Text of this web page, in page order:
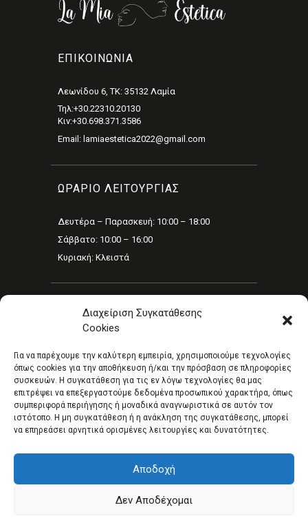
Διαχείριση Συγκατάθεσης
Cookies
Για να παρέχουμε την καλύτερη εμπειρία, χρησιμοποιούμε τεχνολογίες
όπως cookies για την αποθήκευση ή/και την πρόσβαση σε πληροφορίες
συσκευών. Η συγκατάθεση για τις εν λόγω τεχνολογίες θα μας
επιτρέψει να επεξεργαστούμε δεδομένα προσωπικού χαρακτήρα, όπως
συμπεριφορά περιήγησης ή μοναδικά αναγνωριστικά σε αυτόν τον
ιστότοπο. Η μη συγκατάθεση ή η ανάκληση της συγκατάθεσης, μπορεί
να επηρεάσει αρνητικά ορισμένες λειτουργίες και δυνατότητες.
Αποδοχή
Δεν Αποδέχομαι
ΕΠΙΚΟΙΝΩΝΊΑ
Λεωνίδου 6, ΤΚ: 35132 Λαμία
Τηλ:+30.22310.20130
Κιν:+30.698.371.3586
Email: lamiaestetica2022@gmail.com
ΩΡΑΡΙΟ ΛΕΙΤΟΥΡΓΙΑΣ
Δευτέρα – Παρασκευή: 10:00 – 18:00
Σάββατο: 10:00 – 16:00
Κυριακή: Κλειστά
NEWSLETTER
Έχω διαβάσει και συμφωνώ με τους όρους
χρήσης
© 2026 All rights reserved.